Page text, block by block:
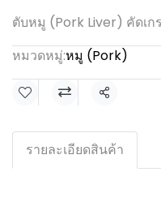
ตับหมู (Pork Liver) คัดเก
หมวดหมู่:หมู (Pork)
แชร์
รายละเอียดสินค้า